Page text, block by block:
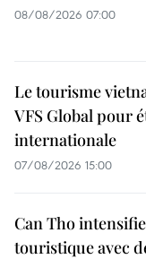
08/08/2026 07:00
Le tourisme
VFS Global pour
internationale
07/08/2026 15:00
Can Tho
touristique avec